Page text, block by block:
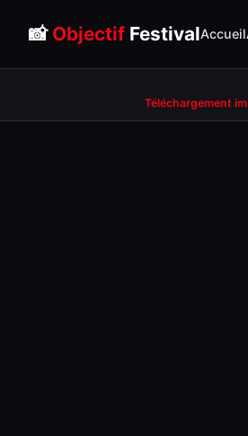
📸 Objectif FestivalAccueil
Téléchargement